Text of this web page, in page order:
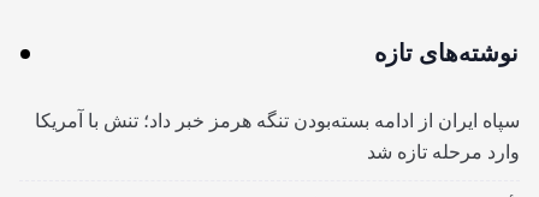
نوشته‌های تازه
سپاه ایران از ادامه بسته‌بودن تنگه هرمز خبر داد؛ تنش با آمریکا
وارد مرحله تازه شد